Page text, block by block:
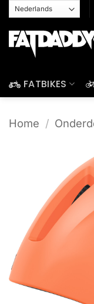
naar
inhoud
FATBIKES
Home /